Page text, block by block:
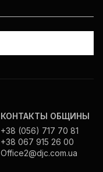
КОНТАКТЫ ОБЩИНЫ
+38 (056) 717 70 81
+38 067 915 26 00
Office2@djc.com.ua